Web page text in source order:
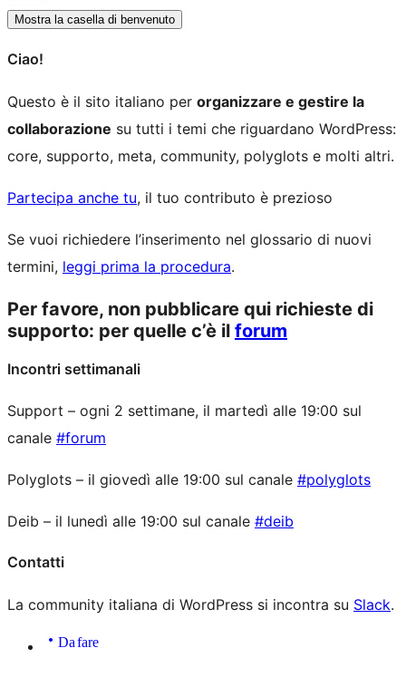
Mostra la casella di benvenuto
Ciao!
Questo è il sito italiano per organizzare e gestire la
collaborazione su tutti i temi che riguardano WordPress:
core, supporto, meta, community, polyglots e molti altri.
Partecipa anche tu, il tuo contributo è prezioso
Se vuoi richiedere l’inserimento nel glossario di nuovi
termini, leggi prima la procedura.
Per favore, non pubblicare qui richieste di
supporto: per quelle c’è il forum
Incontri settimanali
Support – ogni 2 settimane, il martedì alle 19:00 sul
canale #forum
Polyglots – il giovedì alle 19:00 sul canale #polyglots
Deib – il lunedì alle 19:00 sul canale #deib
Contatti
La community italiana di WordPress si incontra su Slack.
Da fare